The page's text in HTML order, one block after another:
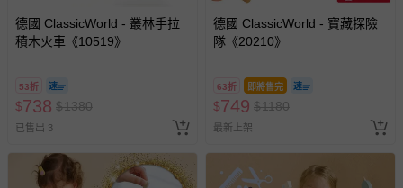
德國 ClassicWorld - 叢林手拉
積木火車《10519》
53折
$738 $1380
已售出 3
德國 ClassicWorld - 寶藏探險
隊《20210》
63折 即將售完
$749 $1180
最新上架